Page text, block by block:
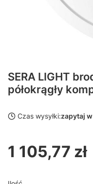
SERA LIGHT
półokrągły
Czas wysyłki:zapytaj
Cena
1 105,77 zł